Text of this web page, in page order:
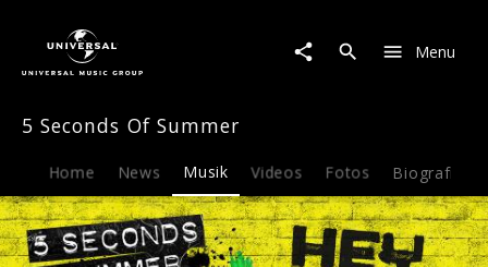
Summer
Musik
Everybody!
Menu
5 Seconds Of Summer
Home News Musik Videos Fotos Biografie